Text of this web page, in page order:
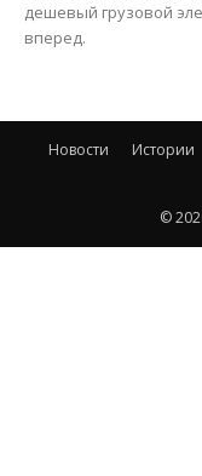
дешевый грузовой
вперед.
Новости Истории
©